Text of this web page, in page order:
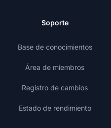
Soporte
Base de conocimientos
Área de miembros
Registro de cambios
Estado de rendimiento